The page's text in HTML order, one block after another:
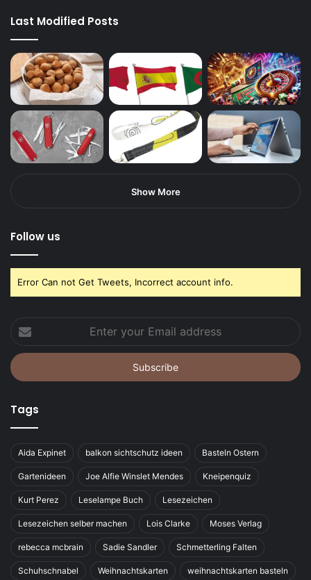
Last Modified Posts
Show More
Follow us
Error Can not Get Tweets, Incorrect account info.
your
Email
address
Tags
Aida Expinet balkon sichtschutz ideen Basteln Ostern
Gartenideen Joe Alfie Winslet Mendes Kneipenquiz
Kurt Perez Leselampe Buch Lesezeichen
Lesezeichen selber machen Lois Clarke Moses Verlag
rebecca mcbrain Sadie Sandler Schmetterling Falten
Schuhschnabel Weihnachtskarten weihnachtskarten basteln